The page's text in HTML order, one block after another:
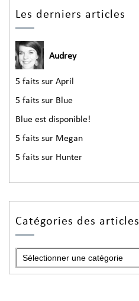
Les derniers articles
Audrey
5 faits sur April
5 faits sur Blue
Blue est disponible!
5 faits sur Megan
5 faits sur Hunter
Catégories des articles